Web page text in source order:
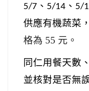
5/7 、 5/14 、 5/
供應有機蔬菜
格為 55 元。
同仁用餐天數
並核對是否無